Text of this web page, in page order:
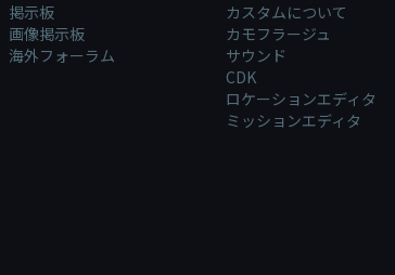
掲示板
画像掲示板
海外フォーラム
カスタムについて
カモフラージュ
サウンド
CDK
ロケーションエディタ
ミッションエディタ